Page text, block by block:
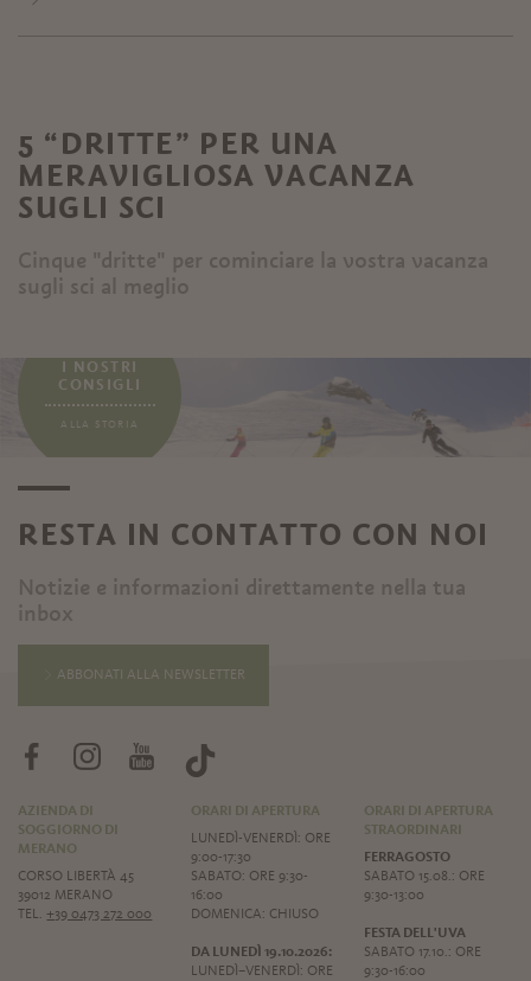
5 “DRITTE” PER UNA
MERAVIGLIOSA VACANZA
SUGLI SCI
Cinque "dritte" per cominciare la vostra vacanza
sugli sci al meglio
I NOSTRI
CONSIGLI
ALLA STORIA
RESTA IN CONTATTO CON NOI
Notizie e informazioni direttamente nella tua
inbox
ABBONATI ALLA NEWSLETTER
AZIENDA DI
SOGGIORNO DI
MERANO
CORSO LIBERTÀ 45
39012 MERANO
TEL.+39 0473 272 000
ORARI DI APERTURA
LUNEDÌ-VENERDÌ: ORE
9:00-17:30
SABATO: ORE 9:30-
16:00
DOMENICA: CHIUSO
DA LUNEDÌ 19.10.2026:
LUNEDÌ–VENERDÌ: ORE
ORARI DI APERTURA
STRAORDINARI
FERRAGOSTO
SABATO 15.08.: ORE
9:30-13:00
FESTA DELL'UVA
SABATO 17.10.: ORE
9:30-16:00